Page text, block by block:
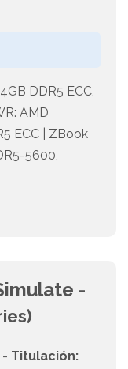
DDR5 ECC,
AMD
ECC | ZBook
5600,
-
- Titulación: